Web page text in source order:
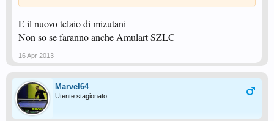
E il nuovo telaio di mizutani
Non so se faranno anche Amulart SZLC
16 Apr 2013
Marvel64
Utente stagionato